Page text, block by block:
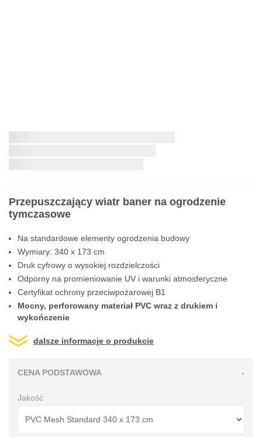
na
początek
galerii
Przepuszczający wiatr baner na ogrodzenie
tymczasowe
Na standardowe elementy ogrodzenia budowy
Wymiary: 340 x 173 cm
Druk cyfrowy o wysokiej rozdzielczości
Odporny na promieniowanie UV i warunki atmosferyczne
Certyfikat ochrony przeciwpożarowej B1
Mocny, perforowany materiał PVC wraz z drukiem i
wykończenie
dalsze informacje o produkcie
CENA PODSTAWOWA -
Jakość